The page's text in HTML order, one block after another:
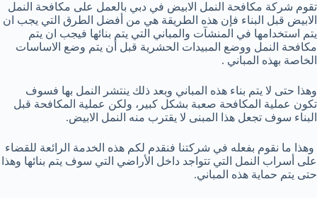
تقوم شركة مكافحة النمل الابيض في دبي بالعمل على مكافحة النمل
الابيض قبل البناء فإن هذه الطريقة هي من أفضل الطرق التي يجب ان
يتم استخدامها في المنشآت والمباني التي يتم بنائها فيجب ان يتم
مكافحة النمل ووضع المبيدات الحشرية قبل أن يتم وضع الاساسات
الخاصة بهذه المباني .
وهذا حتى لا يتم بناء هذه المباني وبعد ذلك ينتشر النمل بها فسوف
تكون عملية المكافحة صعبة بشكل كبير، ولكن عملية المكافحة قبل
البناء سوف تجعل هذا المبنى لا يقترب منه النمل الابيض.
وهذا ما نقوم بفعله في شركتنا فنقدم لكم هذه الخدمة الرائعة للقضاء
على أسراب النمل التي تتواجد داخل الأراضي التي سوف يتم بنائها وهذا
حتى يتم حماية هذه المباني.